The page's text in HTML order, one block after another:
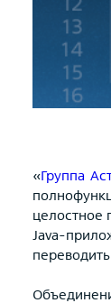
«Группа
целостное
Java-